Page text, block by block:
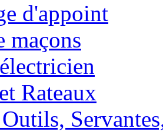
d'appoint
maçons
Rateaux
Outils,